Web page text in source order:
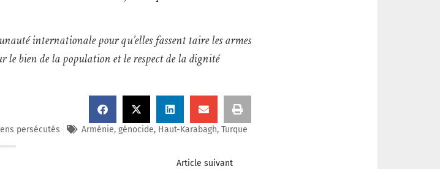
internationale pour qu’elles fassent taire les armes
le bien de la population et le respect de la dignité
persécutés Arménie,génocide, Haut-Karabagh,Turque
Article suivant